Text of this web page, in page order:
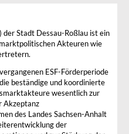
der Stadt Dessau-Roßlau ist ein
Akteuren wie
ESF-Förderperiode
beständige und koordinierte
wesentlich zur
Akzeptanz
des Landes Sachsen-Anhalt
der